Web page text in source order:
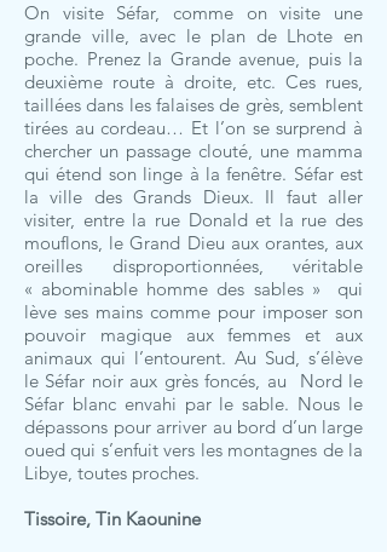
On visite Séfar, comme on visite une
grande ville, avec le plan de Lhote en
poche. Prenez la Grande avenue, puis la
deuxième route à droite, etc. Ces rues,
taillées dans les falaises de grès, semblent
tirées au cordeau… Et l’on se surprend à
chercher un passage clouté, une mamma
qui étend son linge à la fenêtre. Séfar est
la ville des Grands Dieux. Il faut aller
visiter, entre la rue Donald et la rue des
mouflons, le Grand Dieu aux orantes, aux
oreilles disproportionnées, véritable
« abominable homme des sables » qui
lève ses mains comme pour imposer son
pouvoir magique aux femmes et aux
animaux qui l’entourent. Au Sud, s’élève
le Séfar noir aux grès foncés, au Nord le
Séfar blanc envahi par le sable. Nous le
dépassons pour arriver au bord d’un large
oued qui s’enfuit vers les montagnes de la
Libye, toutes proches.
Tissoire, Tin Kaounine